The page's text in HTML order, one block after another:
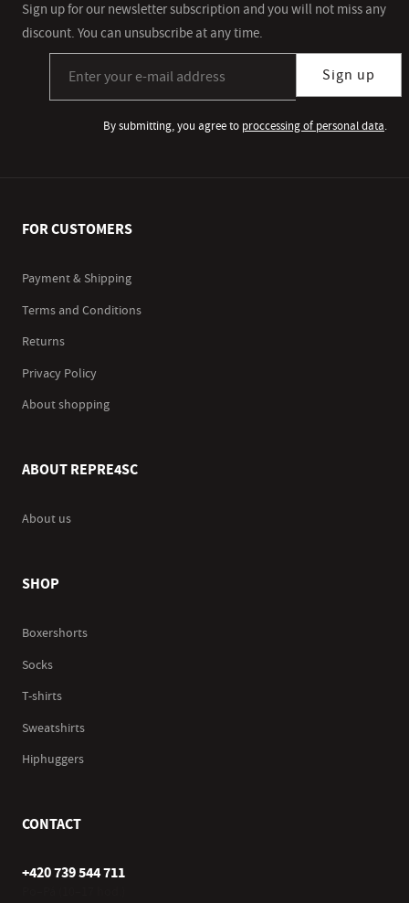
Sign up for our newsletter subscription and you will not miss any
discount. You can unsubscribe at any time.
Sign up
By submitting, you agree to proccessing of personal data.
FOR CUSTOMERS
Payment & Shipping
Terms and Conditions
Returns
Privacy Policy
About shopping
ABOUT REPRE4SC
About us
SHOP
Boxershorts
Socks
T-shirts
Sweatshirts
Hiphuggers
CONTACT
+420 739 544 711